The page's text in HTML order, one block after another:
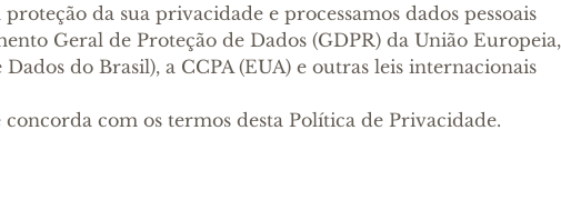
da sua privacidade e processamos dados pessoais
Geral de Proteção de Dados (GDPR) da União Europeia,
do Brasil), a CCPA (EUA) e outras leis internacionais
concorda com os termos desta Política de Privacidade.